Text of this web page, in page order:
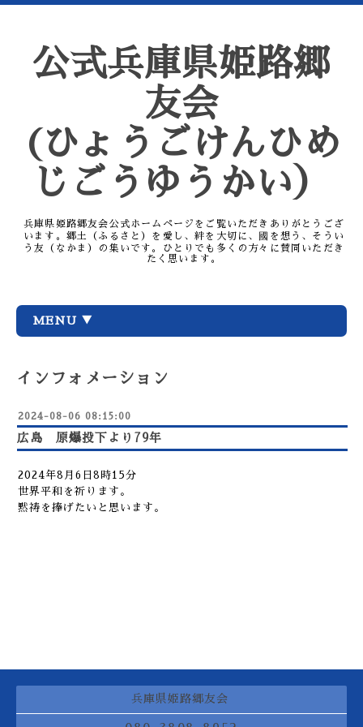
公式兵庫県姫路郷
友会
(ひょうごけんひめ
じごうゆうかい）
兵庫県姫路郷友会公式ホームページをご覧いただきありがとうござ
います。郷土（ふるさと）を愛し、絆を大切に、國を想う、そうい
う友（なかま）の集いです。ひとりでも多くの方々に賛同いただき
たく思います。
MENU ▼
インフォメーション
2024-08-06 08:15:00
広島 原爆投下より79年
2024年8月6日8時15分
世界平和を祈ります。
黙祷を捧げたいと思います。
兵庫県姫路郷友会